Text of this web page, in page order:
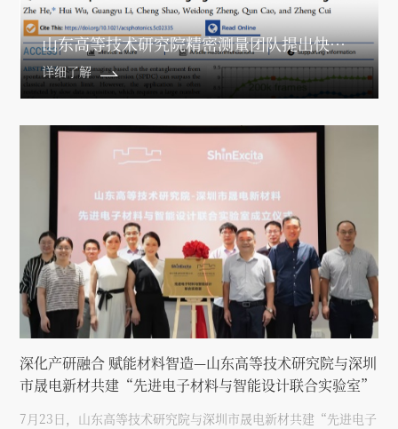
山东高等技术研究院精密测量团队提出快速量子超分辨成像方法
详细了解
深化产研融合 赋能材料智造—山东高等技术研究院与深圳
市晟电新材共建“先进电子材料与智能设计联合实验室”
7月23日，山东高等技术研究院与深圳市晟电新材共建“先进电子